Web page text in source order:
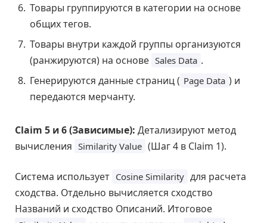
Товары группируются в категории на основе
общих тегов.
Товары внутри каждой группы организуются
(ранжируются) на основе Sales Data .
Генерируются данные страниц ( Page Data ) и
передаются мерчанту.
Claim 5 и 6 (Зависимые): Детализируют метод
вычисления Similarity Value (Шаг 4 в Claim 1).
Система использует Cosine Similarity для расчета
сходства. Отдельно вычисляется сходство
Названий и сходство Описаний. Итоговое